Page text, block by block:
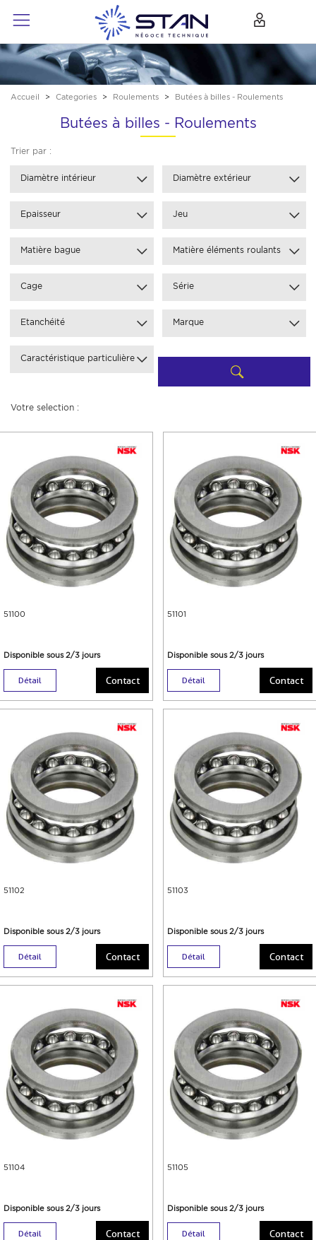
Accueil Categories Roulements Butées à billes - Roulements
Butées à billes - Roulements
Trier par :
Diamètre intérieur Diamètre extérieur
Epaisseur Jeu
Matière bague Matière éléments roulants
Cage Série
Etanchéité Marque
Caractéristique particulière
Votre selection :
51100
Disponible sous 2/3 jours
Détail Contact
51101
Disponible sous 2/3 jours
Détail Contact
51102
Disponible sous 2/3 jours
Détail Contact
51103
Disponible sous 2/3 jours
Détail Contact
51104
Disponible sous 2/3 jours
Détail Contact
51105
Disponible sous 2/3 jours
Détail Contact